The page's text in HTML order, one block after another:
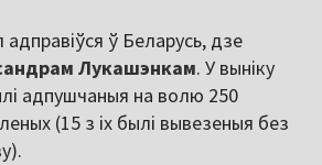
адправіўся ў Беларусь, дзе
Лукашэнкам. У выніку
адпушчаныя на волю 250
(15 з іх былі вывезеныя без